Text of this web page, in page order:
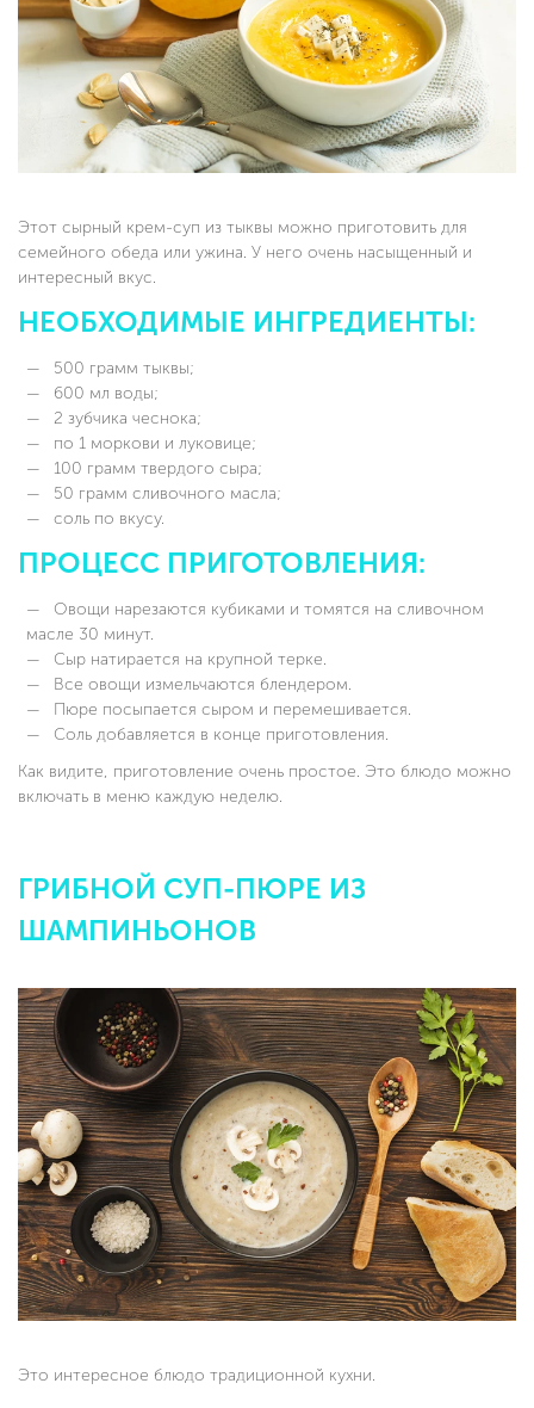
Этот сырный крем-суп из тыквы можно приготовить для
семейного обеда или ужина. У него очень насыщенный и
интересный вкус.
НЕОБХОДИМЫЕ ИНГРЕДИЕНТЫ:
500 грамм тыквы;
600 мл воды;
2 зубчика чеснока;
по 1 моркови и луковице;
100 грамм твердого сыра;
50 грамм сливочного масла;
соль по вкусу.
ПРОЦЕСС ПРИГОТОВЛЕНИЯ:
Овощи нарезаются кубиками и томятся на сливочном
масле 30 минут.
Сыр натирается на крупной терке.
Все овощи измельчаются блендером.
Пюре посыпается сыром и перемешивается.
Соль добавляется в конце приготовления.
Как видите, приготовление очень простое. Это блюдо можно
включать в меню каждую неделю.
ГРИБНОЙ СУП-ПЮРЕ ИЗ
ШАМПИНЬОНОВ
Это интересное блюдо традиционной кухни.